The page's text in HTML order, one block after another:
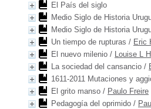
El País del siglo
Medio Siglo de Historia
Medio Siglo de Historia
Un tiempo de rupturas / Eric
El nuevo milenio / Louise L
La sociedad del cansancio /
1611-2011 Mutaciones y
El grito manso / Paulo Freire
Pedagogía del oprimido /